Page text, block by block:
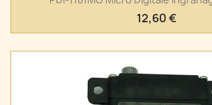
12,60 €